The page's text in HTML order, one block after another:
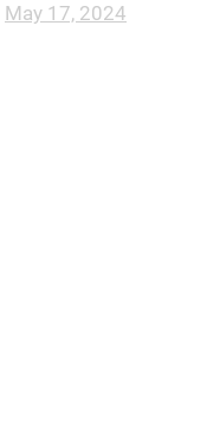
May 17, 2024